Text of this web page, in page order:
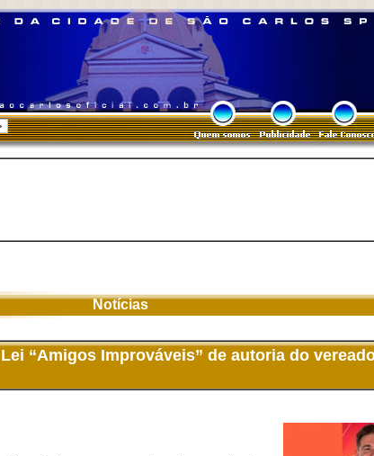
Notícias
“Amigos Improváveis” de autoria do